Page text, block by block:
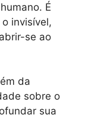
É
invisível,
se ao
da
sobre o
sua